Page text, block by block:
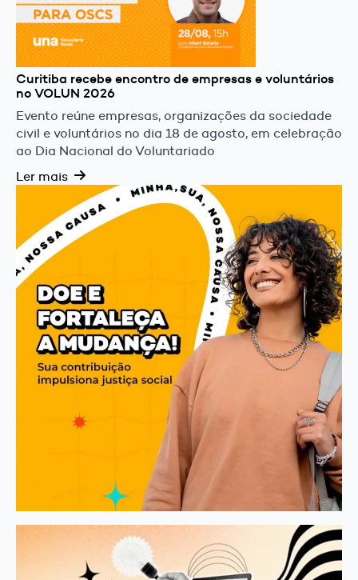
Curitiba recebe encontro de empresas e voluntários
no VOLUN 2026
Evento reúne empresas, organizações da sociedade
civil e voluntários no dia 18 de agosto, em celebração
ao Dia Nacional do Voluntariado
Ler mais